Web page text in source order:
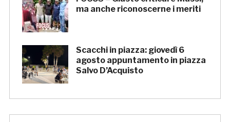
ma anche riconoscerne i meriti
Scacchi in piazza: giovedì 6
agosto appuntamento in piazza
Salvo D’Acquisto